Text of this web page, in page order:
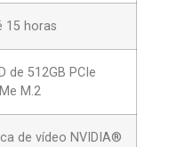
15 horas
de 512GB PCIe
M.2
de vídeo NVIDIA®